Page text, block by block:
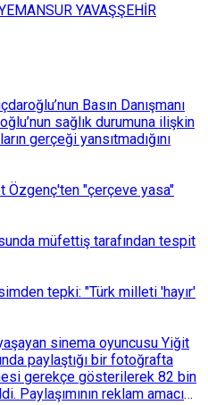
MANSUR YAVAŞŞEHİR
Basın Danışmanı
sağlık durumuna ilişkin
gerçeği yansıtmadığını
Özgenç'ten "çerçeve yasa"
müfettiş tarafından tespit
tepki: "Türk milleti 'hayır'
sinema oyuncusu Yiğit
paylaştığı bir fotoğrafta
gerekçe gösterilerek 82 bin
Paylaşımının reklam amacı